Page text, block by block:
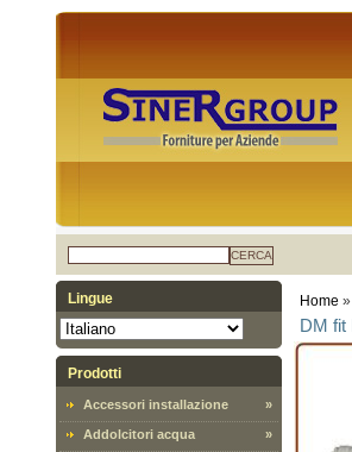
CERCA
Lingue
Prodotti
Accessori installazione »
Addolcitori acqua »
Home »
DM fit